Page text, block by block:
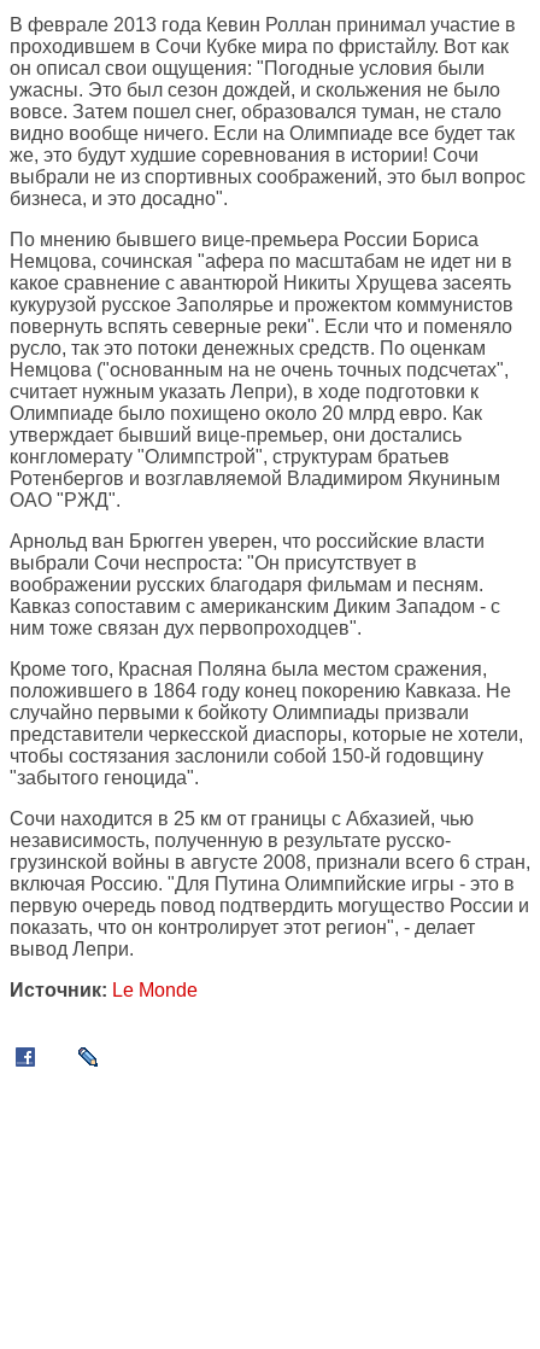
В феврале 2013 года Кевин Роллан принимал участие в
проходившем в Сочи Кубке мира по фристайлу. Вот как
он описал свои ощущения: "Погодные условия были
ужасны. Это был сезон дождей, и скольжения не было
вовсе. Затем пошел снег, образовался туман, не стало
видно вообще ничего. Если на Олимпиаде все будет так
же, это будут худшие соревнования в истории! Сочи
выбрали не из спортивных соображений, это был вопрос
бизнеса, и это досадно".
По мнению бывшего вице-премьера России Бориса
Немцова, сочинская "афера по масштабам не идет ни в
какое сравнение с авантюрой Никиты Хрущева засеять
кукурузой русское Заполярье и прожектом коммунистов
повернуть вспять северные реки". Если что и поменяло
русло, так это потоки денежных средств. По оценкам
Немцова ("основанным на не очень точных подсчетах",
считает нужным указать Лепри), в ходе подготовки к
Олимпиаде было похищено около 20 млрд евро. Как
утверждает бывший вице-премьер, они достались
конгломерату "Олимпстрой", структурам братьев
Ротенбергов и возглавляемой Владимиром Якуниным
ОАО "РЖД".
Арнольд ван Брюгген уверен, что российские власти
выбрали Сочи неспроста: "Он присутствует в
воображении русских благодаря фильмам и песням.
Кавказ сопоставим с американским Диким Западом - с
ним тоже связан дух первопроходцев".
Кроме того, Красная Поляна была местом сражения,
положившего в 1864 году конец покорению Кавказа. Не
случайно первыми к бойкоту Олимпиады призвали
представители черкесской диаспоры, которые не хотели,
чтобы состязания заслонили собой 150-й годовщину
"забытого геноцида".
Сочи находится в 25 км от границы с Абхазией, чью
независимость, полученную в результате русско-
грузинской войны в августе 2008, признали всего 6 стран,
включая Россию. "Для Путина Олимпийские игры - это в
первую очередь повод подтвердить могущество России и
показать, что он контролирует этот регион", - делает
вывод Лепри.
Источник: Le Monde